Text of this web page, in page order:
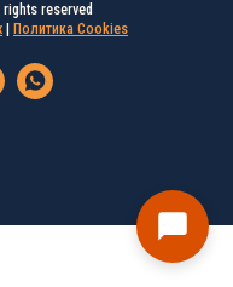
reserved
Политика Cookies